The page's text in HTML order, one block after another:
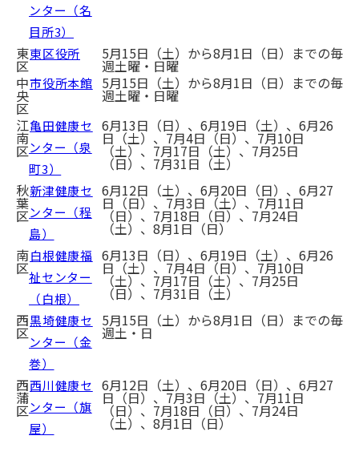
ンター（名
目所3）
東
区
東区役所 5月15日（土）から8月1日（日）までの毎
週土曜・日曜
中
央
区
市役所本館 5月15日（土）から8月1日（日）までの毎
週土曜・日曜
江
南
区
亀田健康セ
ンター（泉
町3）
6月13日（日）、6月19日（土）、6月26
日（土）、7月4日（日）、7月10日
（土）、7月17日（土）、7月25日
（日）、7月31日（土）
秋
葉
区
新津健康セ
ンター（程
島）
6月12日（土）、6月20日（日）、6月27
日（日）、7月3日（土）、7月11日
（日）、7月18日（日）、7月24日
（土）、8月1日（日）
南
区
白根健康福
祉センター
（白根）
6月13日（日）、6月19日（土）、6月26
日（土）、7月4日（日）、7月10日
（土）、7月17日（土）、7月25日
（日）、7月31日（土）
西
区
黒埼健康セ
ンター（金
巻）
5月15日（土）から8月1日（日）までの毎
週土・日
西
蒲
区
西川健康セ
ンター（旗
屋）
6月12日（土）、6月20日（日）、6月27
日（日）、7月3日（土）、7月11日
（日）、7月18日（日）、7月24日
（土）、8月1日（日）